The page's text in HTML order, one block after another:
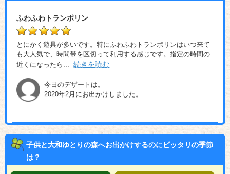
ふわふわトランポリン
とにかく遊具が多いです。特にふわふわトランポリンはいつ来て
も大人気で、時間帯を区切って利用する感じです。指定の時間の
近くになったら
続きを読む
今日のデザートは。
2020年2月にお出かけしました。
子供と大和ゆとりの森へお出かけするのにピッタリの季節
は？